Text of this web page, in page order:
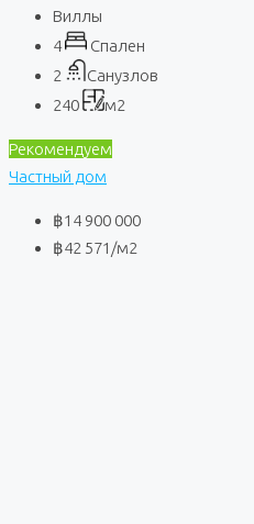
Виллы
4
Спален
2
Санузлов
240
м2
Рекомендуем
Частный дом
฿14 900 000
฿42 571 /м2